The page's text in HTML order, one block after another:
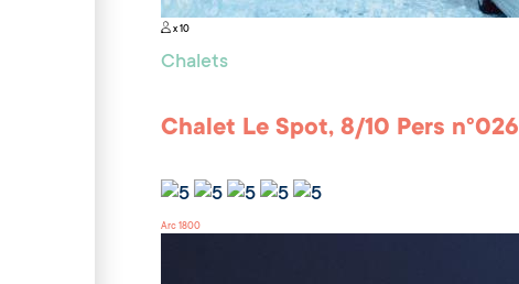
x 10
Chalets
Chalet Le Spot, 8/10 Pers n°026
Arc 1800